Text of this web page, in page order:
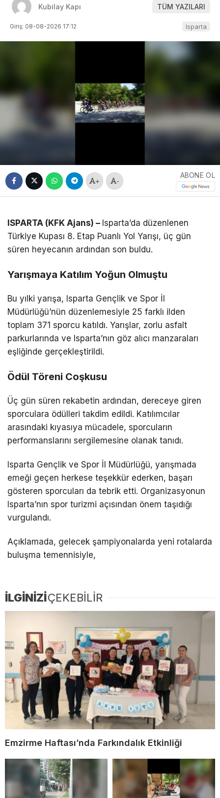
Kubilay Kapı TÜM YAZILARI
Giriş: 08-08-2026 17:12 Isparta
+ -
ABONE OL
ISPARTA (KFK Ajans) – Isparta’da düzenlenen
Türkiye Kupası 8. Etap Puanlı Yol Yarışı, üç gün
süren heyecanın ardından son buldu.
Yarışmaya Katılım Yoğun Olmuştu
Bu yılki yarışa, Isparta Gençlik ve Spor İl
Müdürlüğü’nün düzenlemesiyle 25 farklı ilden
toplam 371 sporcu katıldı. Yarışlar, zorlu asfalt
parkurlarında ve Isparta’nın göz alıcı manzaraları
eşliğinde gerçekleştirildi.
Ödül Töreni Coşkusu
Üç gün süren rekabetin ardından, dereceye giren
sporculara ödülleri takdim edildi. Katılımcılar
arasındaki kıyasıya mücadele, sporcuların
performanslarını sergilemesine olanak tanıdı.
Isparta Gençlik ve Spor İl Müdürlüğü, yarışmada
emeği geçen herkese teşekkür ederken, başarı
gösteren sporcuları da tebrik etti. Organizasyonun
Isparta’nın spor turizmi açısından önem taşıdığı
vurgulandı.
Açıklamada, gelecek şampiyonalarda yeni rotalarda
buluşma temennisiyle,
İLGİNİZİÇEKEBİLİR
Emzirme Haftası’nda Farkındalık Etkinliği